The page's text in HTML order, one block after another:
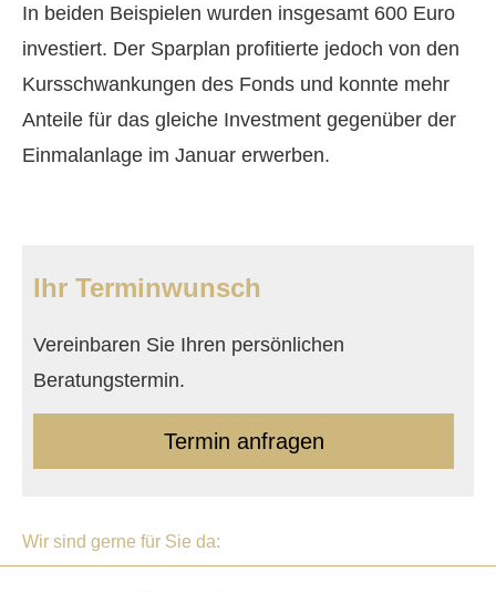
In beiden Beispielen wurden insgesamt 600 Euro
investiert. Der Sparplan profitierte jedoch von den
Kursschwankungen des Fonds und konnte mehr
Anteile für das gleiche Investment gegenüber der
Einmalanlage im Januar erwerben.
Ihr Terminwunsch
Vereinbaren Sie Ihren persönlichen
Beratungstermin.
Termin anfragen
Wir sind gerne für Sie da: